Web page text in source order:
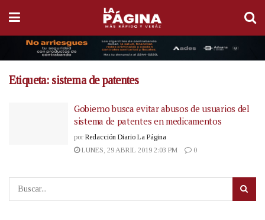
Etiqueta: sistema de patentes
Gobierno busca evitar abusos de usuarios del
sistema de patentes en medicamentos
por Redacción Diario La Página
LUNES, 29 ABRIL 2019 2:03 PM
0